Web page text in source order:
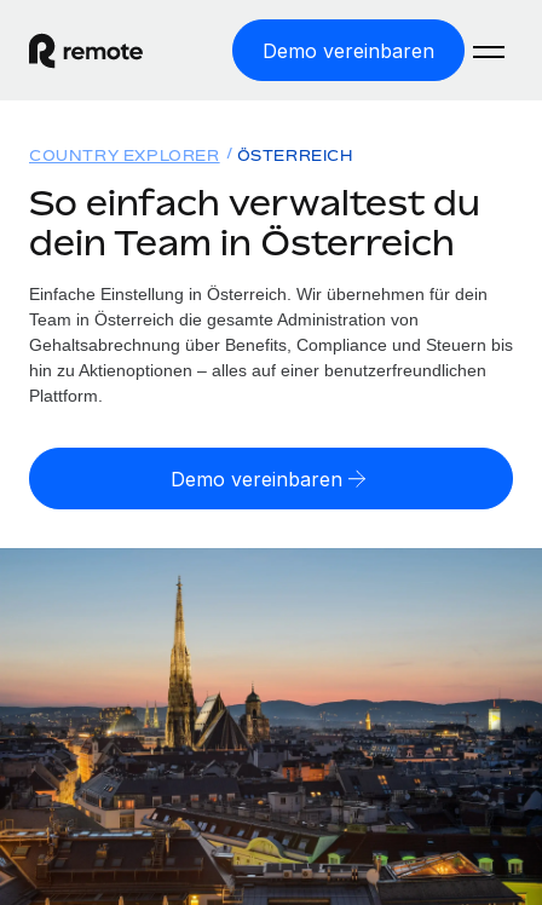
Demo vereinbaren
WELTWEITE BESCHÄFTIGUNG
Globale Payroll
Einfache, rechtssicher Payroll
Employer of Record
Weltweites Wachstum ohne Kosten für Niederlassungen
Contractor of Record
Rechtssichere, weltweite Arbeit mit Freelancer:innen
Globales Onboarding und Verwalten von
Freelancer:innen
Auslagern von komplexen HR-Aufgaben
INFRASTRUKTUR
Remote Embedded
Nahtlose Integration der HR in bestehende Abläufe
Plattform
Integrierte HR-Kernfunktionen für dein Team
Lösungen
WELTWEITE ABDECKUNG
Country Explorer
Länderspezifische Unterstützung bei der Einstellung
Einfache Einstellung in allen US-Bundesstaaten
WACHSTUMSPHASE
Agile HR- und Payroll-Lösungen für wachsende
Unternehmen
Mittelstand
Maßgeschneiderte HR-Lösungen, um Teams zu
vergrößern
Enterprise
Globale HR für Konzerne und Großunternehmen
Ressourcen
TOOLS UND RECHNER
Scheinselbstständigkeitsrisiko berechnen
Personalkostenrechner
Honorarzahlungen berechnen
Informationen zu möglichen Währungen und
Abwicklungsfristen für globale Freelancer:innen
LERNEN MIT REMOTE
Forschung und Leitfäden
Fallstudien
HR-Glossar
Preise
Deutsch
Español
Italiano
Português (Portugal)
COUNTRY EXPLORER ÖSTERREICH
So einfach verwaltest du
dein Team in Österreich
Einfache Einstellung in Österreich. Wir übernehmen für dein
Team in Österreich die gesamte Administration von
Gehaltsabrechnung über Benefits, Compliance und Steuern bis
hin zu Aktienoptionen – alles auf einer benutzerfreundlichen
Plattform.
Demo vereinbaren